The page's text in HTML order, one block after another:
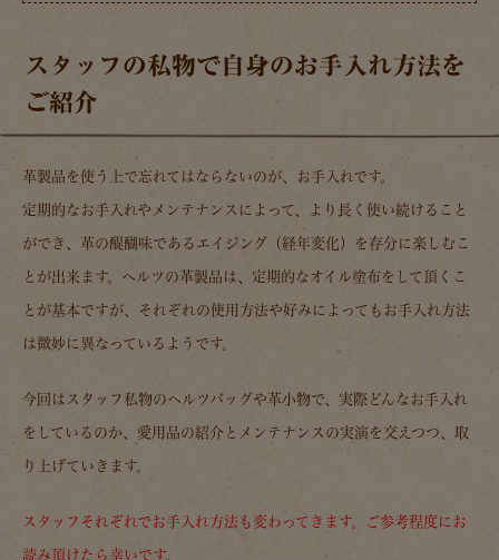
スタッフの私物で自身のお手入れ方法を
ご紹介
革製品を使う上で忘れてはならないのが、お手入れです。
定期的なお手入れやメンテナンスによって、より長く使い続けること
ができ、革の醍醐味であるエイジング（経年変化）を存分に楽しむこ
とが出来ます。ヘルツの革製品は、定期的なオイル塗布をして頂くこ
とが基本ですが、それぞれの使用方法や好みによってもお手入れ方法
は微妙に異なっているようです。
今回はスタッフ私物のヘルツバッグや革小物で、実際どんなお手入れ
をしているのか、愛用品の紹介とメンテナンスの実演を交えつつ、取
り上げていきます。
スタッフそれぞれでお手入れ方法も変わってきます。ご参考程度にお
読み頂けたら幸いです。